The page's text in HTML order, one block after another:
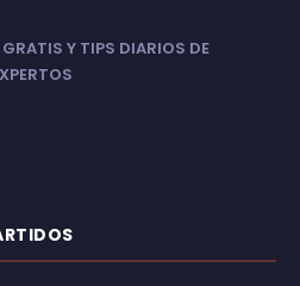
Y TIPS DIARIOS DE